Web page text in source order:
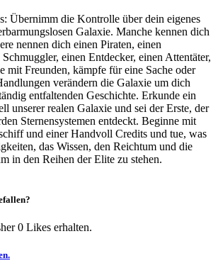
Übernimm die Kontrolle über dein eigenes
Galaxie. Manche kennen dich
nennen dich einen Piraten, einen
einen Entdecker, einen Attentäter,
mit Freunden, kämpfe für eine Sache oder
verändern die Galaxie um dich
entfaltenden Geschichte. Erkunde ein
unserer realen Galaxie und sei der Erste, der
Sternensystemen entdeckt. Beginne mit
und einer Handvoll Credits und tue, was
das Wissen, den Reichtum und die
in den Reihen der Elite zu stehen.
0 Likes erhalten.